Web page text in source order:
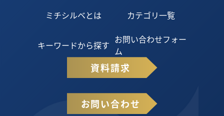
ミチシルベとは カテゴリ一覧
キーワードから探す お問い合わせフォー
ム
資料請求
お問い合わせ